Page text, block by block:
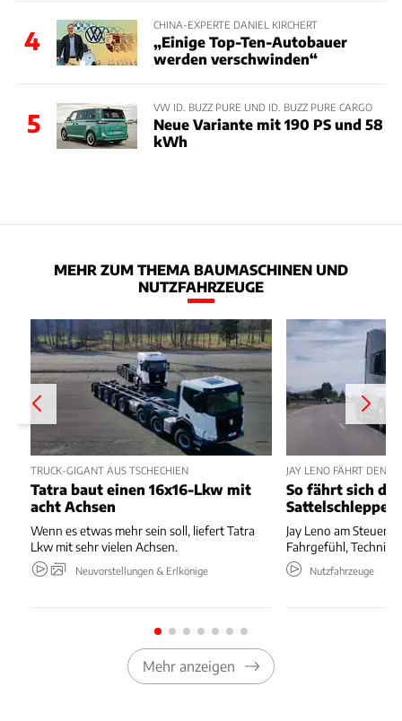
4
CHINA-EXPERTE DANIEL KIRCHERT
„Einige Top-Ten-Autobauer
werden verschwinden“
5
VW ID. BUZZ PURE UND ID. BUZZ PURE CARGO
Neue Variante mit 190 PS und 58
kWh
MEHR ZUM THEMA BAUMASCHINEN UND
NUTZFAHRZEUGE
TRUCK-GIGANT AUS TSCHECHIEN
Tatra baut einen 16x16-Lkw mit
acht Achsen
Wenn es etwas mehr sein soll, liefert Tatra
Lkw mit sehr vielen Achsen.
Neuvorstellungen & Erlkönige
JAY LENO FÄHRT DEN
So fährt sich
Sattelschlepper
Jay Leno am Steuer
Fahrgefühl, Technik
Nutzfahrzeuge
Mehr anzeigen